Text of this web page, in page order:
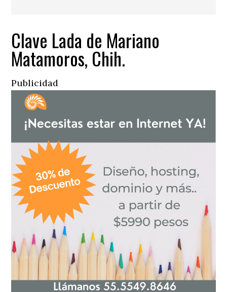
Clave Lada de Mariano
Matamoros, Chih.
Publicidad